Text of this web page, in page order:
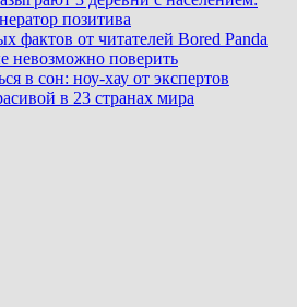
позитива
фактов от читателей Bored Panda
невозможно поверить
в сон: ноу-хау от экспертов
в 23 странах мира